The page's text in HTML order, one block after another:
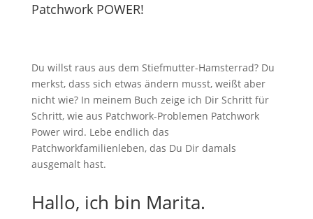
Patchwork POWER!
Du willst raus aus dem Stiefmutter-Hamsterrad? Du
merkst, dass sich etwas ändern musst, weißt aber
nicht wie? In meinem Buch zeige ich Dir Schritt für
Schritt, wie aus Patchwork-Problemen Patchwork
Power wird. Lebe endlich das
Patchworkfamilienleben, das Du Dir damals
ausgemalt hast.
Hallo, ich bin Marita.